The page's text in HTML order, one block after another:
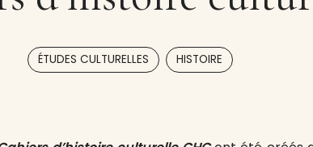
ÉTUDES CULTURELLES HISTOIRE